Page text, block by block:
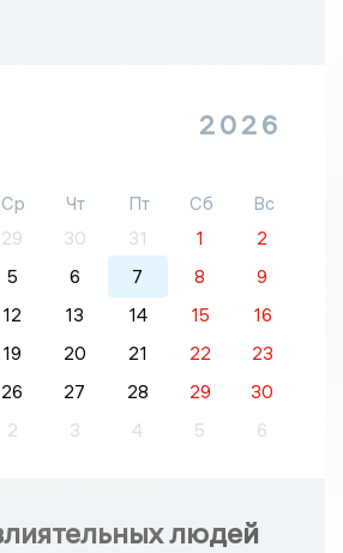
2026
Ср Чт Пт Сб
Вс
29 30 31 1
2
5 6 7 8
9
12 13 14 15
16
19 20 21 22
23
26 27 28 29
30
2 3 4 5 6
людей